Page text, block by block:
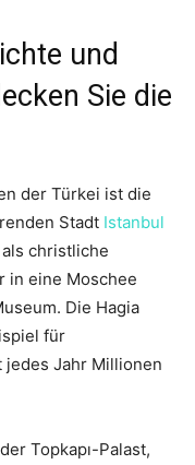
und
Sie die
der Türkei ist die
Stadt Istanbul
christliche
in eine Moschee
Die Hagia
für
Jahr Millionen
Topkapı-Palast,